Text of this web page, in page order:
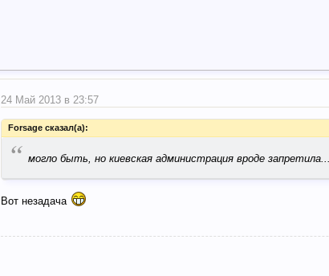
24 Май 2013 в 23:57
Forsage сказал(а):
“ могло быть, но киевская администрация вроде запретила...
Вот незадача